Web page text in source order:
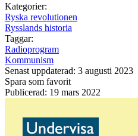
Kategorier:
Ryska revolutionen
Rysslands historia
Taggar:
Radioprogram
Kommunism
Senast uppdaterad: 3 augusti 2023
Spara som favorit
Publicerad: 19 mars 2022